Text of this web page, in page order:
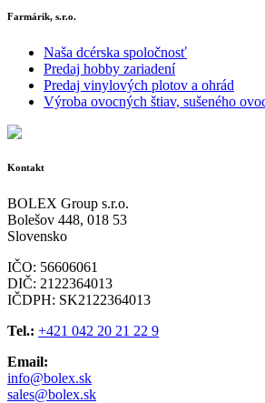
Farmárik, s.r.o.
Naša dcérska spoločnosť
Predaj hobby zariadení
Predaj vinylových plotov a ohrád
Výroba ovocných štiav, sušeného
Kontakt
BOLEX Group s.r.o.
Bolešov 448, 018 53
Slovensko
IČO: 56606061
DIČ: 2122364013
IČDPH: SK2122364013
Tel.: +421 042 20 21 22 9
Email:
info@bolex.sk
sales@bolex.sk